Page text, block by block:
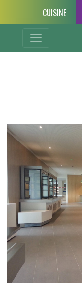
CUISINE